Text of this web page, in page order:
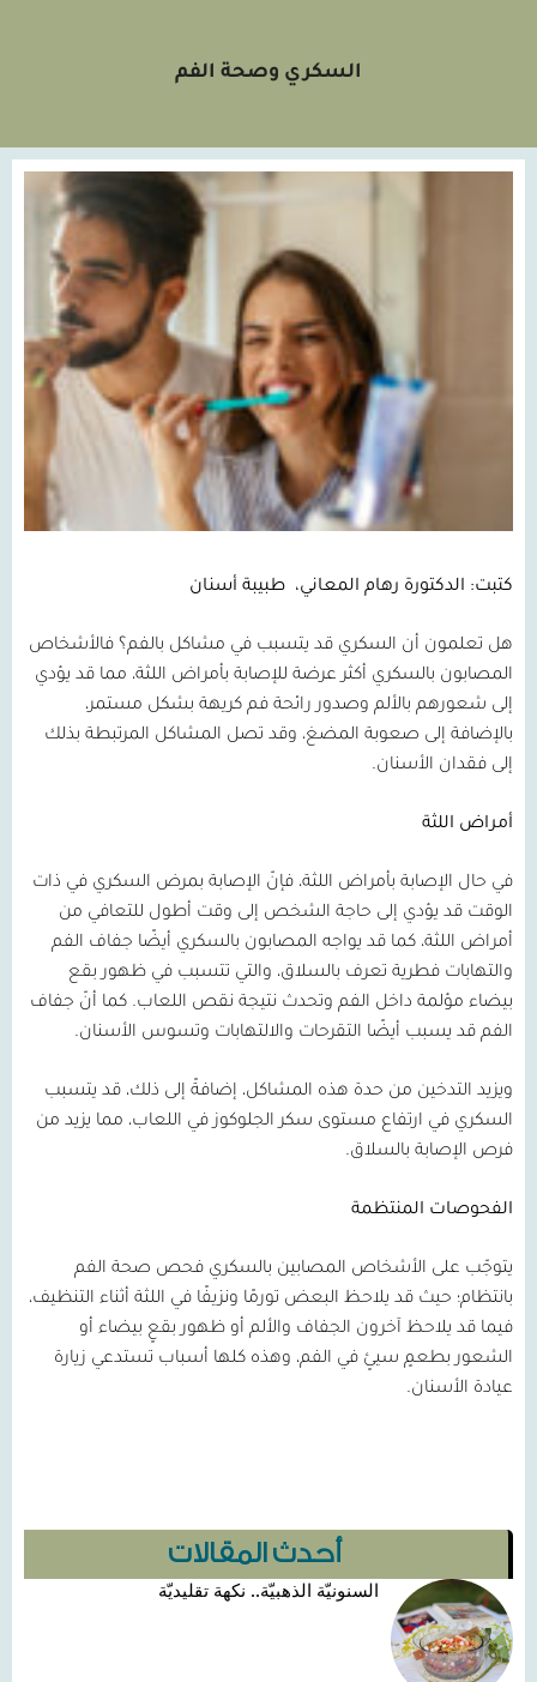
السكري وصحة الفم
أحدث المقالات
السنونيّة الذهبيّة.. نكهة تقليديّة
كتبت: الدكتورة رهام المعاني، طبيبة أسنان
هل تعلمون أن السكري قد يتسبب في مشاكل بالفم؟ فالأشخاص
المصابون بالسكري أكثر عرضة للإصابة بأمراض اللثة، مما قد يؤدي
إلى شعورهم بالألم وصدور رائحة فم كريهة بشكل مستمر،
بالإضافة إلى صعوبة المضغ، وقد تصل المشاكل المرتبطة بذلك
إلى فقدان الأسنان.
أمراض اللثة
في حال الإصابة بأمراض اللثة، فإنّ الإصابة بمرض السكري في ذات
الوقت قد يؤدي إلى حاجة الشخص إلى وقت أطول للتعافي من
أمراض اللثة، كما قد يواجه المصابون بالسكري أيضًا جفاف الفم
والتهابات فطرية تعرف بالسلاق، والتي تتسبب في ظهور بقع
بيضاء مؤلمة داخل الفم وتحدث نتيجة نقص اللعاب. كما أنّ جفاف
الفم قد يسبب أيضًا التقرحات والالتهابات وتسوس الأسنان.
ويزيد التدخين من حدة هذه المشاكل، إضافةً إلى ذلك، قد يتسبب
السكري في ارتفاع مستوى سكر الجلوكوز في اللعاب، مما يزيد من
فرص الإصابة بالسلاق.
الفحوصات المنتظمة
يتوجّب على الأشخاص المصابين بالسكري فحص صحة الفم
بانتظام؛ حيث قد يلاحظ البعض تورمًا ونزيفًا في اللثة أثناء التنظيف،
فيما قد يلاحظ آخرون الجفاف والألم أو ظهور بقعٍ بيضاء أو
الشعور بطعمٍ سيئٍ في الفم، وهذه كلها أسباب تستدعي زيارة
عيادة الأسنان.